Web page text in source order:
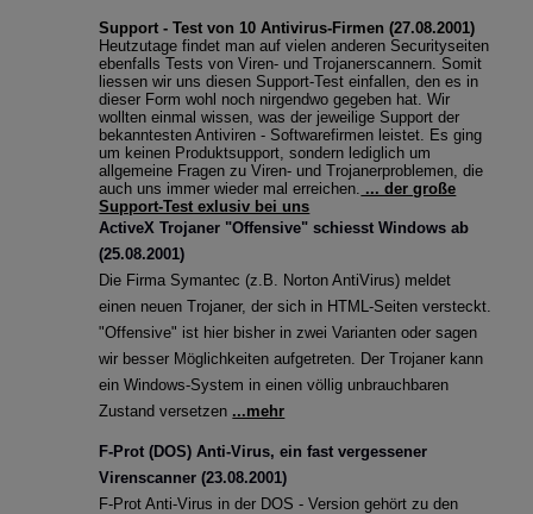
Phishing-Mails im Namen der Personalabteilung
Corona-Warn-Apps im Fokus
Zielgerichtete Attacken: Zero-Day-Exploits im Betriebssystem
von Windows und im Internet Explorer
Neue Studie zeigt: Gefährlicher Leichtsinn im Umgang mit
Bürodruckern
Malware Trends 2020: Ransomware, Datendiebstahl an
Universitäten und Banking Trojaner sind im Umlauf
Support - Test von 10 Antivirus-Firmen (27.08.2001)
Heutzutage findet man auf vielen anderen Securityseiten
ebenfalls Tests von Viren- und Trojanerscannern. Somit
liessen wir uns diesen Support-Test einfallen, den es in
dieser Form wohl noch nirgendwo gegeben hat. Wir
wollten einmal wissen, was der jeweilige Support der
bekanntesten Antiviren - Softwarefirmen leistet. Es ging
um keinen Produktsupport, sondern lediglich um
allgemeine Fragen zu Viren- und Trojanerproblemen, die
auch uns immer wieder mal erreichen. ... der große
Support-Test exlusiv bei uns
ActiveX Trojaner "Offensive" schiesst Windows ab
(25.08.2001)
Die Firma Symantec (z.B. Norton AntiVirus) meldet
einen neuen Trojaner, der sich in HTML-Seiten versteckt.
"Offensive" ist hier bisher in zwei Varianten oder sagen
wir besser Möglichkeiten aufgetreten. Der Trojaner kann
ein Windows-System in einen völlig unbrauchbaren
Zustand versetzen ...mehr
F-Prot (DOS) Anti-Virus, ein fast vergessener
Virenscanner (23.08.2001)
F-Prot Anti-Virus in der DOS - Version gehört zu den